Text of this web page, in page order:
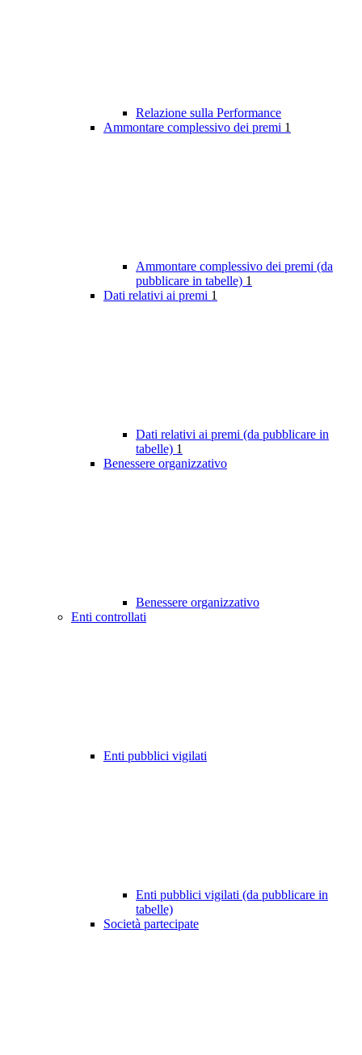
Relazione sulla Performance
Ammontare complessivo dei premi 1
Ammontare complessivo dei premi (da
pubblicare in tabelle) 1
Dati relativi ai premi 1
Dati relativi ai premi (da pubblicare in
tabelle) 1
Benessere organizzativo
Benessere organizzativo
Enti controllati
Enti pubblici vigilati
Enti pubblici vigilati (da pubblicare in
tabelle)
Società partecipate